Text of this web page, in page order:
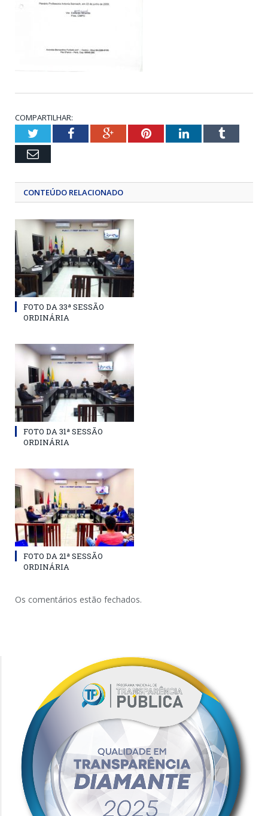
COMPARTILHAR:
TwitterFacebookGoogle+PinterestLinkedInTumblr
Email
CONTEÚDO RELACIONADO
FOTO DA 33ª SESSÃO
ORDINÁRIA
FOTO DA 31ª SESSÃO
ORDINÁRIA
FOTO DA 21ª SESSÃO
ORDINÁRIA
Os comentários estão fechados.